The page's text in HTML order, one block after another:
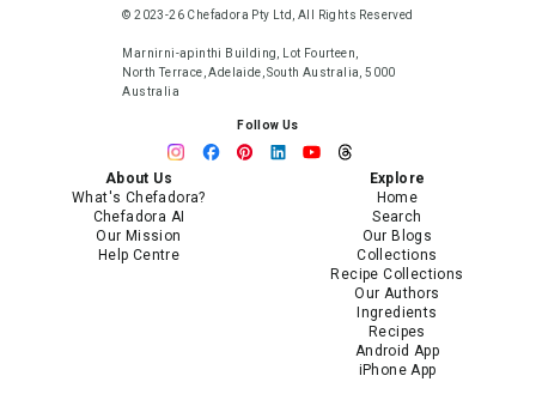
© 2023-26 Chefadora Pty Ltd, All Rights Reserved
Marnirni-apinthi Building, Lot Fourteen,
North Terrace, Adelaide, South Australia, 5000
Australia
Follow Us
About Us
What's Chefadora?
Chefadora AI
Our Mission
Help Centre
Explore
Home
Search
Our Blogs
Collections
Recipe Collections
Our Authors
Ingredients
Recipes
Android App
iPhone App